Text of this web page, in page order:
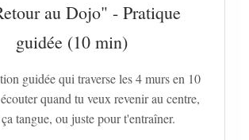
au Dojo" - Pratique
guidée (10 min)
guidée qui traverse les 4 murs en 10
quand tu veux revenir au centre,
tangue, ou juste pour t'entraîner.